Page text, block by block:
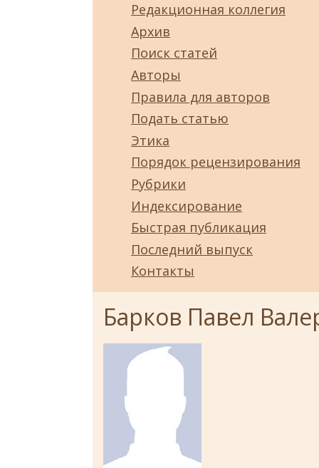
Редакционная коллегия
Архив
Поиск статей
Авторы
Правила для авторов
Подать статью
Этика
Порядок рецензирования
Рубрики
Индексирование
Быстрая публикация
Последний выпуск
Контакты
Барков Павел